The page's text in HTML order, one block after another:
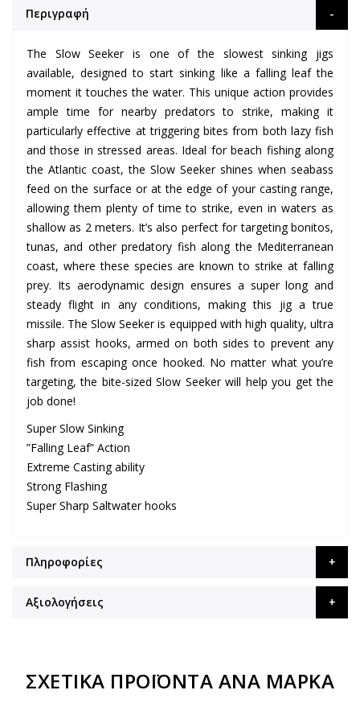
Περιγραφή
The Slow Seeker is one of the slowest sinking jigs
available, designed to start sinking like a falling leaf the
moment it touches the water. This unique action provides
ample time for nearby predators to strike, making it
particularly effective at triggering bites from both lazy fish
and those in stressed areas. Ideal for beach fishing along
the Atlantic coast, the Slow Seeker shines when seabass
feed on the surface or at the edge of your casting range,
allowing them plenty of time to strike, even in waters as
shallow as 2 meters. It’s also perfect for targeting bonitos,
tunas, and other predatory fish along the Mediterranean
coast, where these species are known to strike at falling
prey. Its aerodynamic design ensures a super long and
steady flight in any conditions, making this jig a true
missile. The Slow Seeker is equipped with high quality, ultra
sharp assist hooks, armed on both sides to prevent any
fish from escaping once hooked. No matter what you’re
targeting, the bite-sized Slow Seeker will help you get the
job done!
Super Slow Sinking
”Falling Leaf” Action
Extreme Casting ability
Strong Flashing
Super Sharp Saltwater hooks
Πληροφορίες
Αξιολογήσεις
ΣΧΕΤΙΚΆ ΠΡΟΪΌΝΤΑ ΑΝΆ ΜΆΡΚΑ